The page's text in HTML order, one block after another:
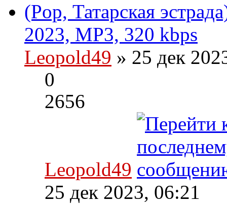
(Pop, Татарская
2023, MP3, 320 kbps
Leopold49 » 25 дек
0
2656
Leopold49
25 дек 2023, 06:21